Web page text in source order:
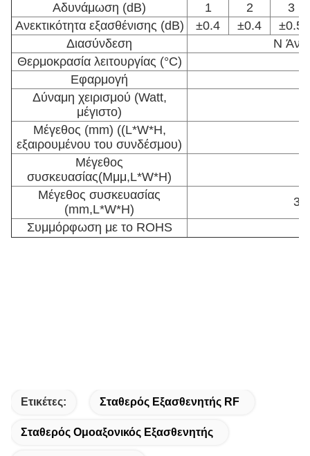
Αδυνάμωση (dB)
1 2
3
Ανεκτικότητα εξασθένισης (dB)
±0.4 ±0.4
±0.5
Διασύνδεση
N
Θερμοκρασία λειτουργίας (°C)
Εφαρμογή
Δύναμη χειρισμού (Watt,
μέγιστο)
Μέγεθος (mm) ((L*W*H,
εξαιρουμένου του συνδέσμου)
Μέγεθος
συσκευασίας(Μμμ,L*W*H)
Μέγεθος συσκευασίας
(mm,L*W*H)
Συμμόρφωση με το ROHS
Ετικέτες: Σταθερός Εξασθενητής RF
Σταθερός Ομοαξονικός Εξασθενητής